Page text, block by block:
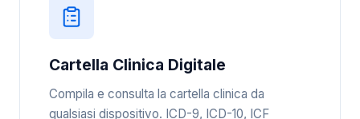
Cartella Clinica Digitale
Compila e consulta la cartella clinica da
qualsiasi dispositivo. ICD-9, ICD-10, ICF